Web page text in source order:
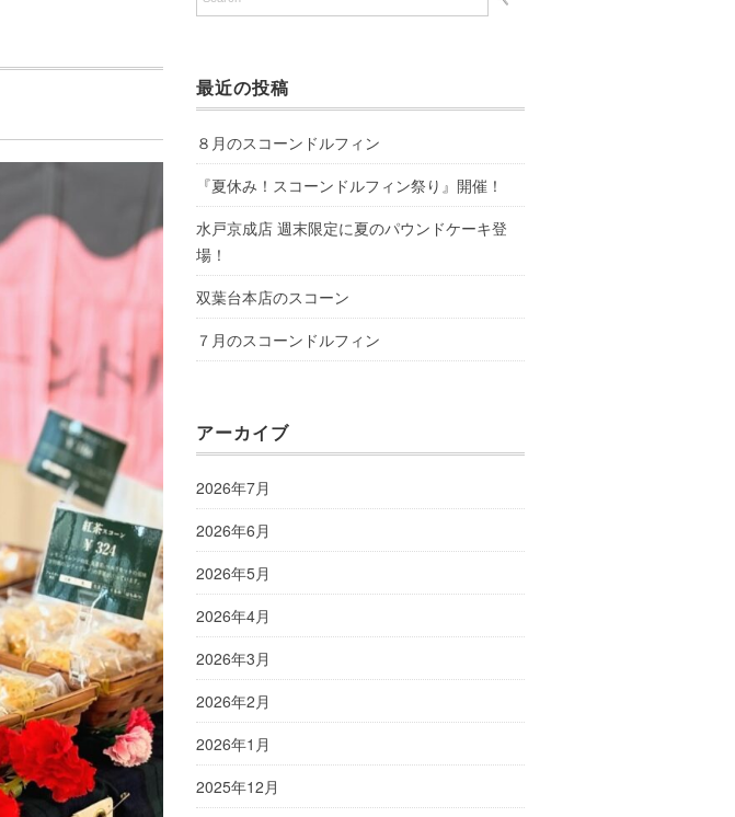
最近の投稿
８月のスコーンドルフィン
『夏休み！スコーンドルフィン祭り』開催！
水戸京成店 週末限定に夏のパウンドケーキ登
場！
双葉台本店のスコーン
７月のスコーンドルフィン
アーカイブ
2026年7月
2026年6月
2026年5月
2026年4月
2026年3月
2026年2月
2026年1月
2025年12月